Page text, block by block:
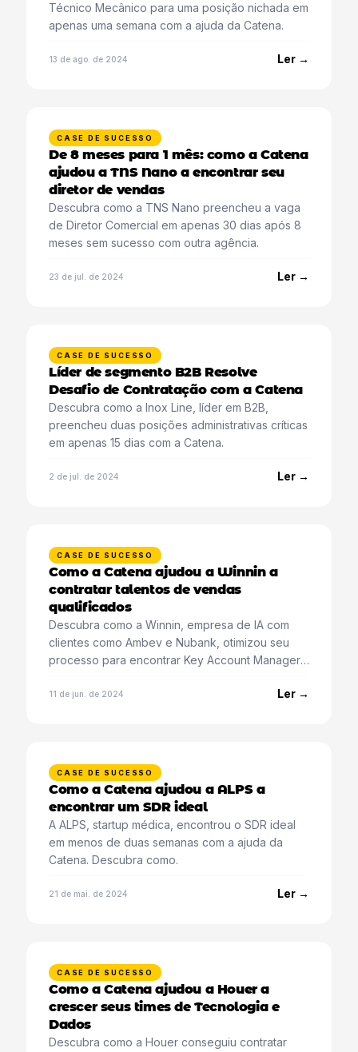
Técnico Mecânico para uma posição nichada em
apenas uma semana com a ajuda da Catena.
13 de ago. de 2024 Ler →
CASE DE SUCESSO
De 8 meses para 1 mês: como a Catena
ajudou a TNS Nano a encontrar seu
diretor de vendas
Descubra como a TNS Nano preencheu a vaga
de Diretor Comercial em apenas 30 dias após 8
meses sem sucesso com outra agência.
23 de jul. de 2024 Ler →
CASE DE SUCESSO
Líder de segmento B2B Resolve
Desafio de Contratação com a Catena
Descubra como a Inox Line, líder em B2B,
preencheu duas posições administrativas críticas
em apenas 15 dias com a Catena.
2 de jul. de 2024 Ler →
CASE DE SUCESSO
Como a Catena ajudou a Winnin a
contratar talentos de vendas
qualificados
Descubra como a Winnin, empresa de IA com
clientes como Ambev e Nubank, otimizou seu
processo para encontrar Key Account Managers
11 de jun. de 2024 Ler →
CASE DE SUCESSO
Como a Catena ajudou a ALPS a
encontrar um SDR ideal
A ALPS, startup médica, encontrou o SDR ideal
em menos de duas semanas com a ajuda da
Catena. Descubra como.
21 de mai. de 2024 Ler →
CASE DE SUCESSO
Como a Catena ajudou a Houer a
crescer seus times de Tecnologia e
Dados
Descubra como a Houer conseguiu contratar